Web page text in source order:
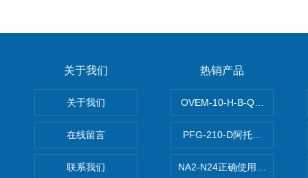
关于我们
关于我们
在线留言
联系我们
热销产品
OVEM-10-H-B-QO-CE-N-2P
PFG-210-D阿托斯ATOS电
NA2-N24正确使用松下安全光